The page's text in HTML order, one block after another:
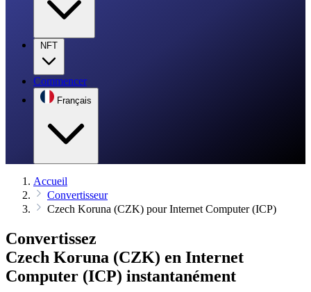
NFT
Commencer
Français
Accueil
Convertisseur
Czech Koruna (CZK) pour Internet Computer (ICP)
Convertissez
Czech Koruna (CZK) en Internet
Computer (ICP) instantanément